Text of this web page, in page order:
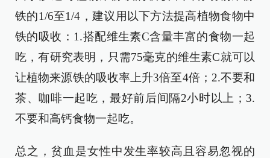
铁的1/6至1/4，建议用以下方法提高植物食物中
铁的吸收：1.搭配维生素C含量丰富的食物一起
吃，有研究表明，只需75毫克的维生素C就可以
让植物来源铁的吸收率上升3倍至4倍；2.不要和
茶、咖啡一起吃，最好前后间隔2小时以上；3.
不要和高钙食物一起吃。
总之，贫血是女性中发生率较高且容易忽视的